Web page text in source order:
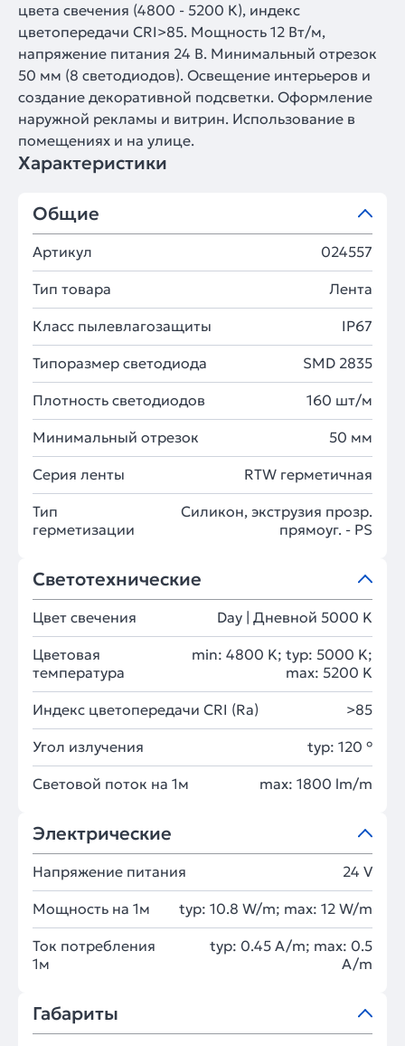
цвета свечения (4800 - 5200 К), индекс
цветопередачи CRI>85. Мощность 12 Вт/м,
напряжение питания 24 В. Минимальный отрезок
50 мм (8 светодиодов). Освещение интерьеров и
создание декоративной подсветки. Оформление
наружной рекламы и витрин. Использование в
помещениях и на улице.
Характеристики
Общие
Артикул 024557
Тип товара Лента
Класс пылевлагозащиты IP67
Типоразмер светодиода SMD 2835
Плотность светодиодов 160 шт/м
Минимальный отрезок 50 мм
Серия ленты RTW герметичная
Тип
герметизации
Силикон, экструзия прозр.
прямоуг. - PS
Светотехнические
Цвет свечения Day | Дневной 5000 K
Цветовая
температура
min: 4800 K; typ: 5000 K;
max: 5200 K
Индекс цветопередачи CRI (Ra) >85
Угол излучения typ: 120 °
Световой поток на 1м max: 1800 lm/m
Электрические
Напряжение питания 24 V
Мощность на 1м typ: 10.8 W/m; max: 12 W/m
Ток потребления
1м
typ: 0.45 A/m; max: 0.5
A/m
Габариты